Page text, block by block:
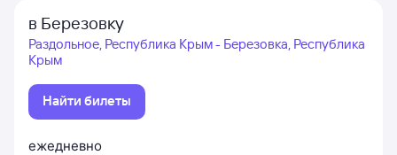
в Березовку
Раздольное, Республика Крым - Березовка, Республика
Крым
Найти билеты
ежедневно